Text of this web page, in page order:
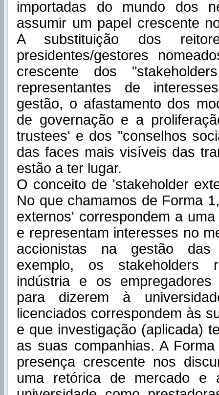
importadas do mundo dos
assumir um papel crescente
A substituição dos
presidentes/gestores
crescente dos
representantes de
gestão, o afastamento dos
de governação e a
trustees' e dos "conselhos
das faces mais visíveis das
estão a ter lugar.
O conceito de 'stakeholder
No que chamamos de Forma
externos' correspondem a
e representam interesses no
accionistas na gestão das
exemplo, os stakeholders
indústria e os empregadores
para dizerem à
licenciados correspondem às
e que investigação (aplicada)
as suas companhias. A
presença crescente nos
uma retórica de mercado e